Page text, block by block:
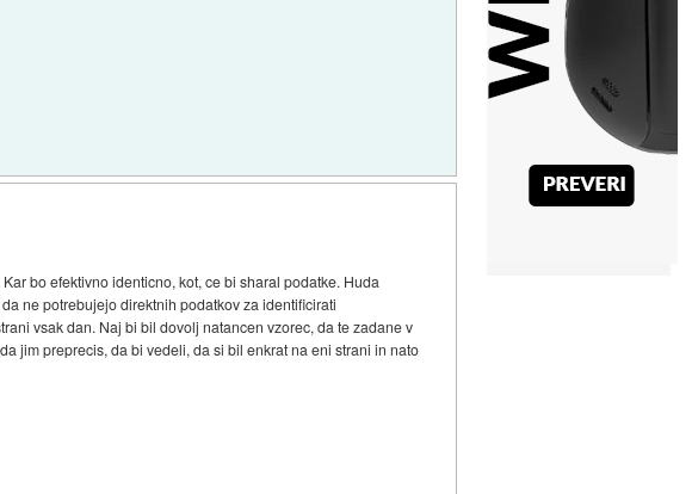
bo efektivno identicno, kot, ce bi sharal podatke. Huda
ne potrebujejo direktnih podatkov za identificirati
vsak dan. Naj bi bil dovolj natancen vzorec, da te zadane v
jim preprecis, da bi vedeli, da si bil enkrat na eni strani in nato